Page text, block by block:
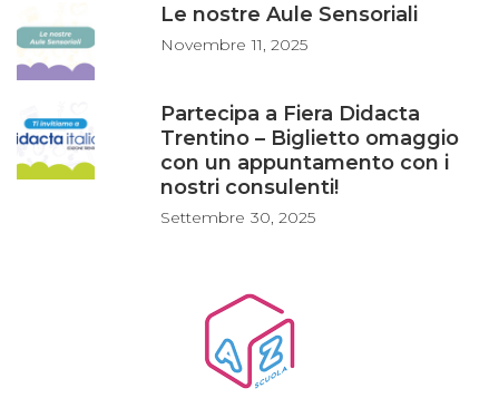
Le nostre Aule Sensoriali
Novembre 11, 2025
Partecipa a Fiera Didacta
Trentino – Biglietto omaggio
con un appuntamento con i
nostri consulenti!
Settembre 30, 2025